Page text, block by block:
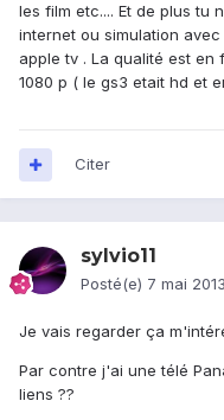
les film etc.... Et de plus tu
internet ou simulation
apple tv . La qualité est en
1080 p ( le gs3 etait hd et
Citer
sylvio11
Posté(e) 7 mai 2013
Je vais regarder ça
Par contre j'ai une télé
liens ??